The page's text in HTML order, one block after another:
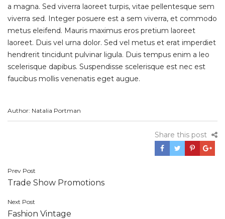
a magna. Sed viverra laoreet turpis, vitae pellentesque sem
viverra sed. Integer posuere est a sem viverra, et commodo
metus eleifend. Mauris maximus eros pretium laoreet
laoreet. Duis vel urna dolor. Sed vel metus et erat imperdiet
hendrerit tincidunt pulvinar ligula. Duis tempus enim a leo
scelerisque dapibus. Suspendisse scelerisque est nec est
faucibus mollis venenatis eget augue.
Author: Natalia Portman
Share this post
Post
navigation
Prev Post
Trade Show Promotions
Next Post
Fashion Vintage